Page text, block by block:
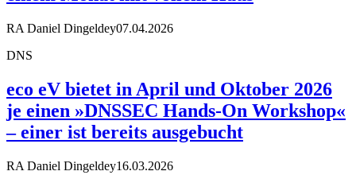
RA Daniel Dingeldey07.04.2026
DNS
eco eV bietet in April und Oktober 2026
je einen »DNSSEC Hands-On Workshop«
– einer ist bereits ausgebucht
RA Daniel Dingeldey16.03.2026